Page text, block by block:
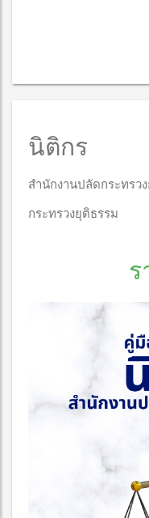
นิติกร
สำนักงานปลัดกระทรว
กระทรวงยุติธรรม
ร